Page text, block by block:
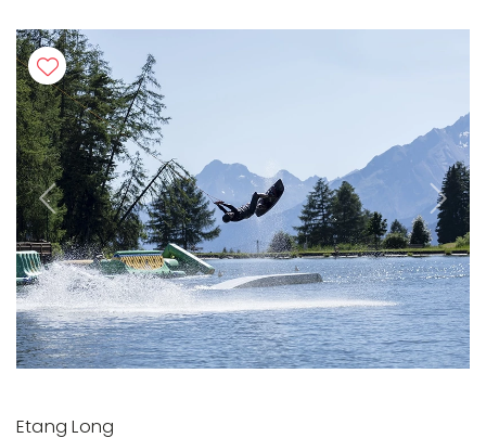
Previous Next
Etang Long